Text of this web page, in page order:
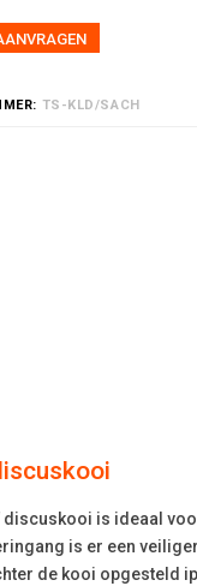
TS-KLD/SACH
is ideaal
is er een
de kooi opgesteld